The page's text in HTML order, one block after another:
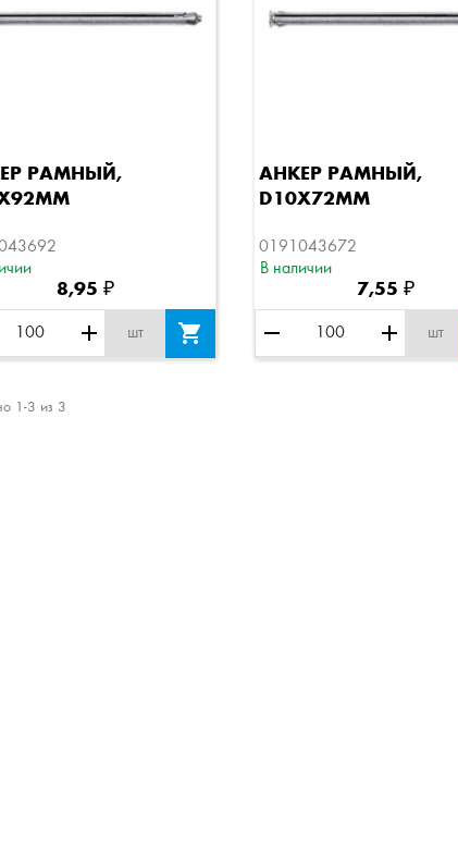
Быстрый просмотр
РАМНЫЙ,
8,95 ₽
add шт 
Быстрый просмотр
АНКЕР РАМНЫЙ,
D10Х72ММ
0191043672
В наличии
7,55 ₽
remove add шт
1-3 из 3